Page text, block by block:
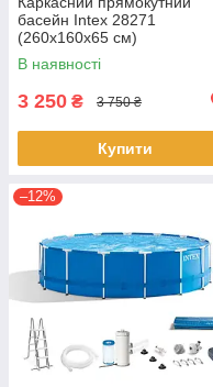
басейн Intex 28271
(260х160х65 см)
В наявності
3 250 ₴ 3 750 ₴
Купити
–12%